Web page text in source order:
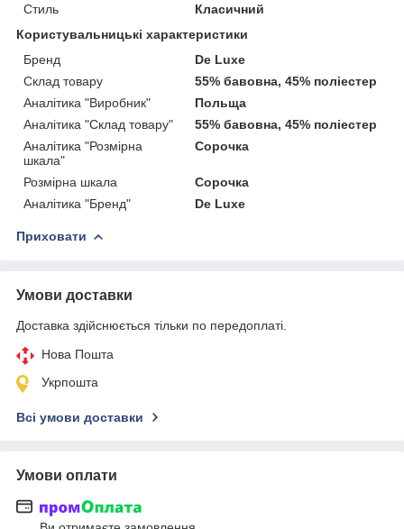
Стиль
Класичний
Користувальницькі характеристики
Бренд
De Luxe
Склад товару
55% бавовна, 45% поліестер
Аналітика "Виробник"
Польща
Аналітика "Склад товару"
55% бавовна, 45% поліестер
Аналітика "Розмірна
шкала"
Сорочка
Розмірна шкала
Сорочка
Аналітика "Бренд"
De Luxe
Приховати
Умови доставки
Доставка здійснюється тільки по передоплаті.
Нова Пошта
Укрпошта
Всі умови доставки
Умови оплати